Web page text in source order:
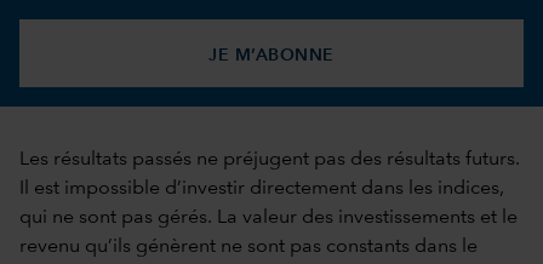
JE M’ABONNE
Les résultats passés ne préjugent pas des résultats futurs.
Il est impossible d’investir directement dans les indices,
qui ne sont pas gérés. La valeur des investissements et le
revenu qu’ils génèrent ne sont pas constants dans le